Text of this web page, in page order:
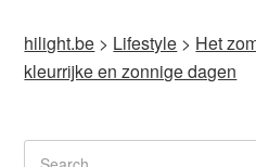
hilight.be > Lifestyle > Het
kleurrijke en zonnige dagen